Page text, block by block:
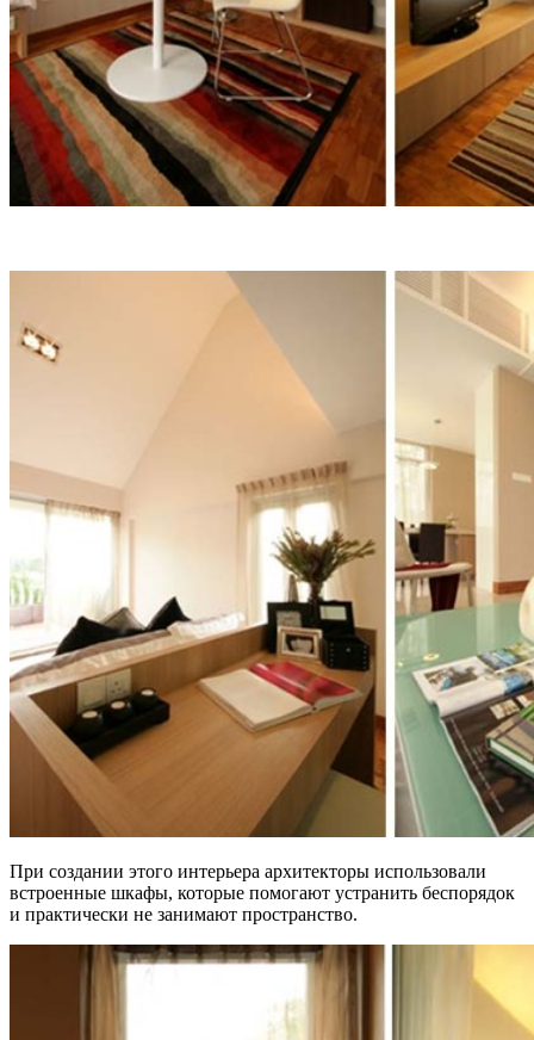
При создании этого интерьера архитекторы использовали
встроенные шкафы, которые помогают устранить беспорядок
и практически не занимают пространство.